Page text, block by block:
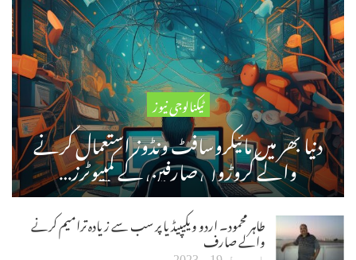
ٹیکنالوجی نیوز
دنیا بھر میں مائیکروسافٹ ونڈوز استعمال کرنے
والے کروڑوں صارفین کے کمپیوٹرز…
طاہر محمود۔ اردو ویکیپیڈیا پر سب سے زیادہ ترامیم کرنے
والے صارف